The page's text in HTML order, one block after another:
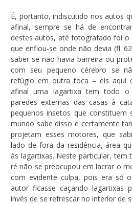
É, portanto, indiscutido nos autos
afinal, sempre se há de
destes autos, até fotografado foi o
que enfiou-se onde não devia (fl.
saber se não havia barreira ou
com seu pequeno cérebro se
refúgio em outra toca – eis aqui
afinal uma lagartixa tem todo o
paredes externas das casas à
pequenos insetos que constituem
mundo sabe disso e certamente
projetam esses motores, que
lado de fora da residência, área
às lagartixas. Neste particular,
ré não se preocupou em lacrar o
com evidente culpa, pois era só
autor ficasse caçando lagartixas
invés de se refrescar no interior de